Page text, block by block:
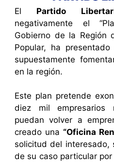
El Partido
negativamente el
Gobierno de la Región
Popular, ha
supuestamente
en la región.
Este plan pretende
diez mil empresarios
puedan volver a
creado una “Oficina
solicitud del interesado,
de su caso particular